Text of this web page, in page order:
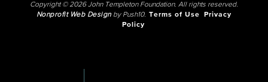
Copyright © 2026 John Templeton Foundation. All rights reserved.
Nonprofit Web Designby Push10. Terms of Use
Privacy
Policy